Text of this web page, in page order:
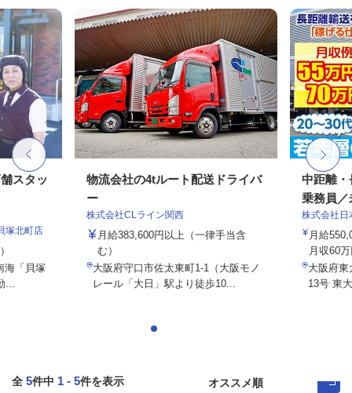
スタッ
塚北町店
海「貝塚
物流会社の4tルート配送ドライバ
ー
株式会社CLライン関西
月給383,600円以上（一律手当含
む）
大阪府守口市佐太東町1-1（大阪モノ
レール「大日」駅より徒歩10...
中距離・
乗務員／
株式会社日
月給
月収60
大阪府東
13号 東
全 5件中 1 - 5件を表示